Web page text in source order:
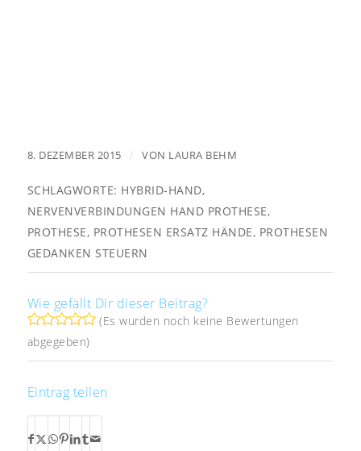
8. DEZEMBER 2015 / VON LAURA BEHM
SCHLAGWORTE: HYBRID-HAND,
NERVENVERBINDUNGEN HAND PROTHESE,
PROTHESE, PROTHESEN ERSATZ HÄNDE, PROTHESEN
GEDANKEN STEUERN
Wie gefällt Dir dieser Beitrag?
(Es wurden noch keine Bewertungen
abgegeben)
Eintrag teilen